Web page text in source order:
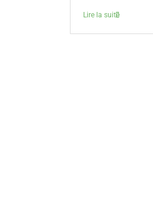
Lire la suite